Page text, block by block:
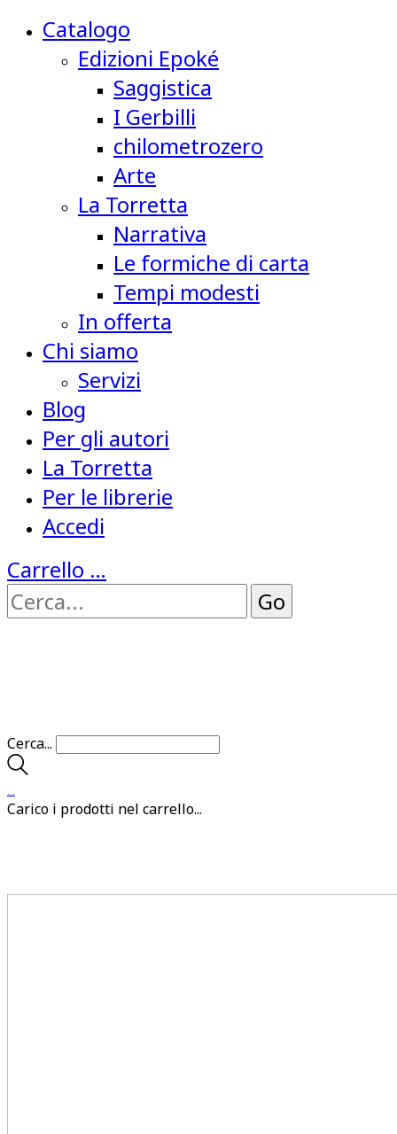
Catalogo
Edizioni Epoké
Saggistica
I Gerbilli
chilometrozero
Arte
La Torretta
Narrativa
Le formiche di carta
Tempi modesti
In offerta
Chi siamo
Servizi
Blog
Per gli autori
La Torretta
Per le librerie
Accedi
Carrello …
Cerca...
…
Carico i prodotti nel carrello...